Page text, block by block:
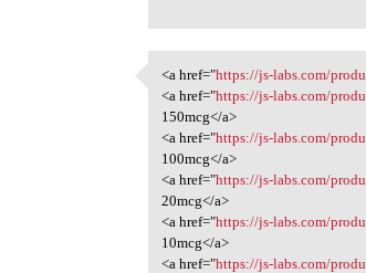
<a href="https://js-
<a href="https://js-labs.com/
<a href="https://js-labs.com/
150mcg</a>
<a href="https://js-labs.com/
100mcg</a>
<a href="https://js-labs.com/
20mcg</a>
<a href="https://js-labs.com/
10mcg</a>
<a href="https://js-labs.com/